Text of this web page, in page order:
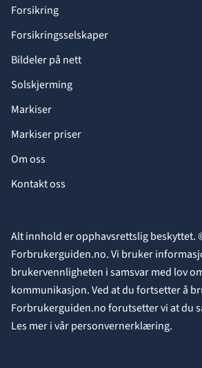
Forsikring
Forsikringsselskaper
Bildeler på nett
Solskjerming
Markiser
Markiser priser
Om oss
Kontakt oss
Alt innhold er opphavsrettslig beskyttet.
Forbrukerguiden.no. Vi bruker
brukervennligheten i samsvar med lov
kommunikasjon. Ved at du fortsetter å
Forbrukerguiden.no forutsetter vi at du
Les mer i vårpersonvernerklæring.